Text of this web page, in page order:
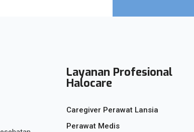
Layanan Profesional
Halocare
Caregiver Perawat Lansia
Perawat Medis